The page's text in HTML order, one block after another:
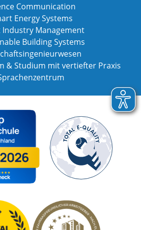
Communication
Energy Systems
Industry Management
Building Systems
& Studium mit vertiefter Praxis